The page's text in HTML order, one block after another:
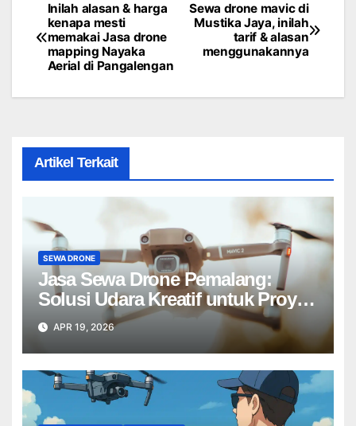
Post
navigation
Sewa drone mavic di
Mustika Jaya, inilah
tarif & alasan
menggunakannya
Inilah alasan & harga
kenapa mesti
memakai Jasa drone
mapping Nayaka
Aerial di Pangalengan
Artikel Terkait
SEWA DRONE
Jasa Sewa Drone Pemalang:
Solusi Udara Kreatif untuk Proyek
Anda Tanpa Batas】
APR 19, 2026